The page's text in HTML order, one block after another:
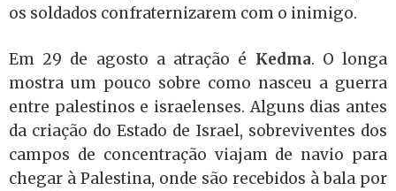
os soldados confraternizarem com o inimigo.
Em 29 de agosto a atração é Kedma. O longa
mostra um pouco sobre como nasceu a guerra
entre palestinos e israelenses. Alguns dias antes
da criação do Estado de Israel, sobreviventes dos
campos de concentração viajam de navio para
chegar à Palestina, onde são recebidos à bala por